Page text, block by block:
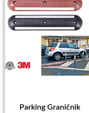
Parking Graničnik